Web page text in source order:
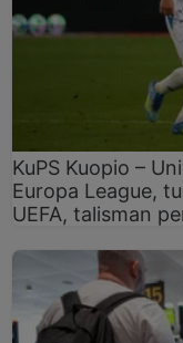
KuPS Kuopio –
Europa League,
UEFA, talisman